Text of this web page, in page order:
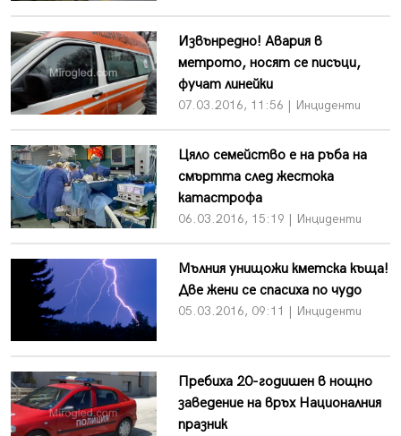
Извънредно! Авария в
метрото, носят се писъци,
фучат линейки
07.03.2016, 11:56 | Инциденти
Цяло семейство е на ръба на
смъртта след жестока
катастрофа
06.03.2016, 15:19 | Инциденти
Мълния унищожи кметска къща!
Две жени се спасиха по чудо
05.03.2016, 09:11 | Инциденти
Пребиха 20-годишен в нощно
заведение на връх Националния
празник